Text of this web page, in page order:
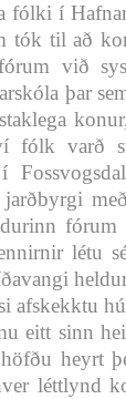
fólki í
tók til að
við
þar
fólk varð
létu
afskekktu
eitt sinn
heyrt
léttlynd